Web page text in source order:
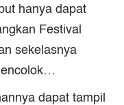
hanya dapat
Festival
sekelasnya
dapat tampil